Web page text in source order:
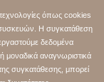
κατάλυμα δεν
μπάτσελορ ή
πάρτι.